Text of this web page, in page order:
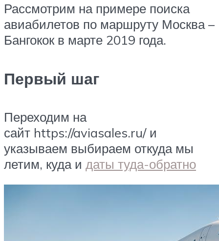
Рассмотрим на примере поиска
авиабилетов по маршруту Москва –
Бангокок в марте 2019 года.
Первый шаг
Переходим на
сайт https://aviasales.ru/ и
указываем выбираем откуда мы
летим, куда и даты туда-обратно